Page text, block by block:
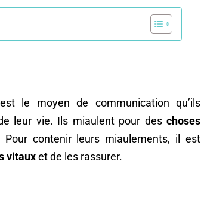
le moyen de communication qu’ils
leur vie. Ils miaulent pour des choses
contenir leurs miaulements, il est
vitauxet de les rassurer.